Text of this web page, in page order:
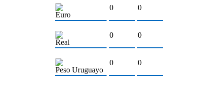
Euro
0 0
Real
0 0
Peso Uruguayo
0 0